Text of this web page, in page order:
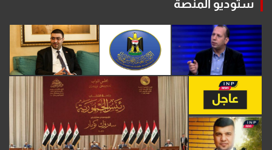
ستوديو المنصة